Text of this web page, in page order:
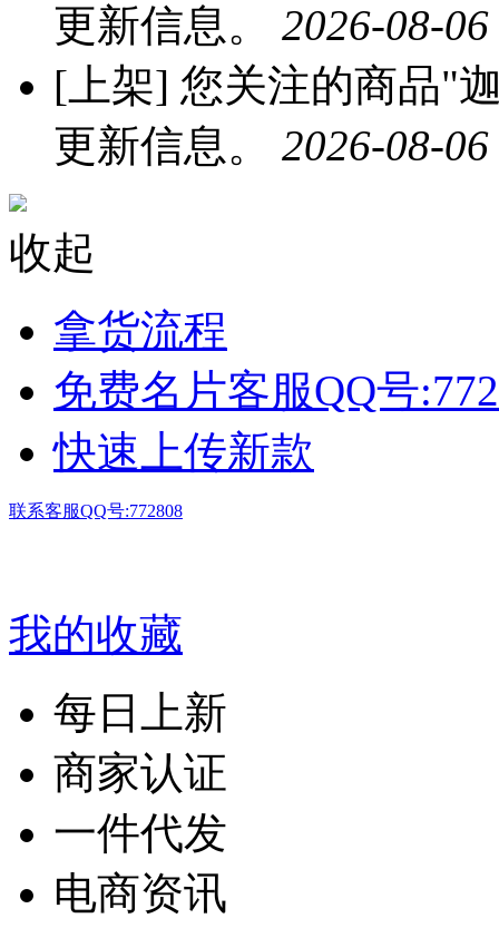
更新信息。 2026-08-
[上架] 您关注的商品"
更新信息。 2026-08-
收起
拿货流程
免费名片客服QQ号
快速上传新款
联系客服QQ号:772808
我的收藏
每日上新
商家认证
一件代发
电商资讯